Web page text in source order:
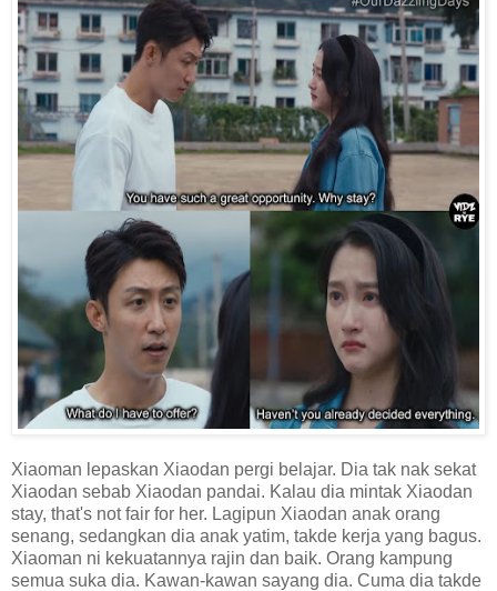
Xiaoman lepaskan Xiaodan pergi belajar. Dia tak nak sekat
Xiaodan sebab Xiaodan pandai. Kalau dia mintak Xiaodan
stay, that's not fair for her. Lagipun Xiaodan anak orang
senang, sedangkan dia anak yatim, takde kerja yang bagus.
Xiaoman ni kekuatannya rajin dan baik. Orang kampung
semua suka dia. Kawan-kawan sayang dia. Cuma dia takde